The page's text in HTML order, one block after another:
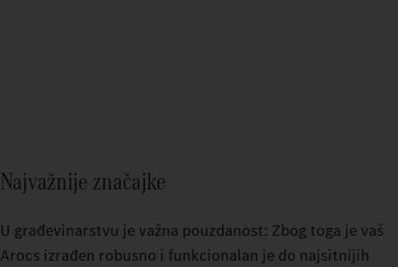
Najvažnije značajke
U građevinarstvu je važna pouzdanost: Zbog toga je vaš
Arocs izrađen robusno i funkcionalan je do najsitnijih